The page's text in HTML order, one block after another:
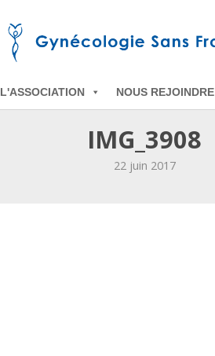
L'ASSOCIATION NOUS REJOINDRE
IMG_3908
22 juin 2017